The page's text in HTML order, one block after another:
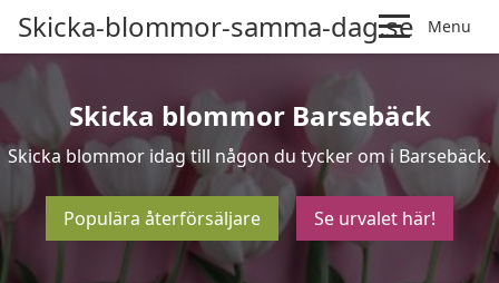
Skicka-blommor-samma-dag.se Menu
Skicka blommor Barsebäck
Skicka blommor idag till någon du tycker om i Barsebäck.
Populära återförsäljare Se urvalet här!